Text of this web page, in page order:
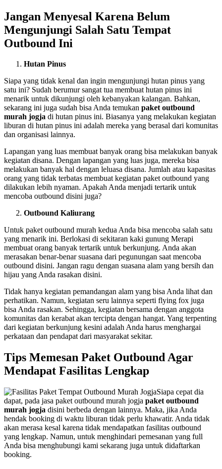
Jangan Menyesal Karena Belum
Mengunjungi Salah Satu Tempat
Outbound Ini
Hutan Pinus
Siapa yang tidak kenal dan ingin mengunjungi hutan pinus yang
satu ini? Sudah berumur sangat tua membuat hutan pinus ini
menarik untuk dikunjungi oleh kebanyakan kalangan. Bahkan,
sekarang ini juga sudah bisa Anda temukan paket outbound
murah jogja di hutan pinus ini. Biasanya yang melakukan kegiatan
liburan di hutan pinus ini adalah mereka yang berasal dari komunitas
dan organisasi lainnya.
Lapangan yang luas membuat banyak orang bisa melakukan banyak
kegiatan disana. Dengan lapangan yang luas juga, mereka bisa
melakukan banyak hal dengan leluasa disana. Jumlah atau kapasitas
orang yang tidak terbatas membuat kegiatan paket outbound yang
dilakukan lebih nyaman. Apakah Anda menjadi tertarik untuk
mencoba outbound disini juga?
Outbound Kaliurang
Untuk paket outbound murah kedua Anda bisa mencoba salah satu
yang menarik ini. Berlokasi di sekitaran kaki gunung Merapi
membuat orang banyak tertarik untuk berkunjung. Anda akan
merasakan benar-benar suasana dari pegunungan saat mencoba
outbound disini. Jangan ragu dengan suasana alam yang bersih dan
hijau yang Anda rasakan disini.
Tidak hanya kegiatan pemandangan alam yang bisa Anda lihat dan
perhatikan. Namun, kegiatan seru lainnya seperti flying fox juga
bisa Anda rasakan. Sehingga, kegiatan bersama dengan anggota
komunitas dan kerabat akan tercipta dengan hangat. Yang terpenting
dari kegiatan berkunjung kesini adalah Anda harus menghargai
perkataan dan pendapat dari masyarakat sekitar.
Tips Memesan Paket Outbound Agar
Mendapat Fasilitas Lengkap
Siapa cepat dia
dapat, pada jasa paket outbound murah jogja paket outbound
murah jogja disini berbeda dengan lainnya. Maka, jika Anda
hendak booking di waktu liburan tidak perlu khawatir. Anda tidak
akan merasa kesal karena tidak mendapatkan fasilitas outbound
yang lengkap. Namun, untuk menghindari pemesanan yang full
Anda bisa menghubungi kami sekarang juga untuk didaftarkan
booking.